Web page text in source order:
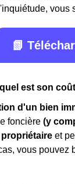
📗
est son
d'un bien
foncière (y
propriétaire et
vous pouvez